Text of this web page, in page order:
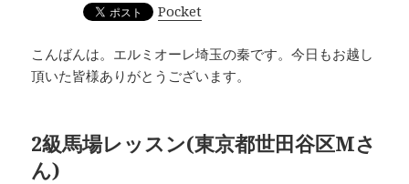
Pocket
こんばんは。エルミオーレ埼玉の秦です。今日もお越し
頂いた皆様ありがとうございます。
2級馬場レッスン(東京都世田谷区Mさ
ん)